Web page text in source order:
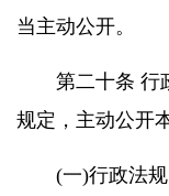
当主动公开。
第二十条 行
规定，主动公开
(一)行政法